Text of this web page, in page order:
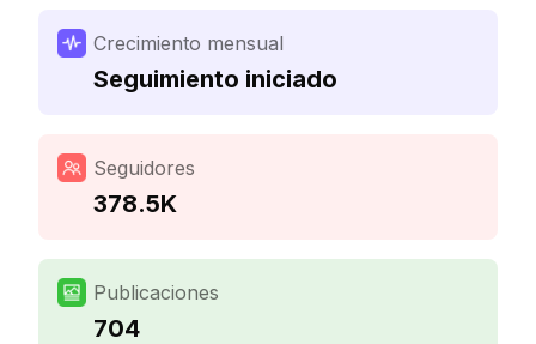
Crecimiento mensual
Seguimiento iniciado
Seguidores
378.5K
Publicaciones
704